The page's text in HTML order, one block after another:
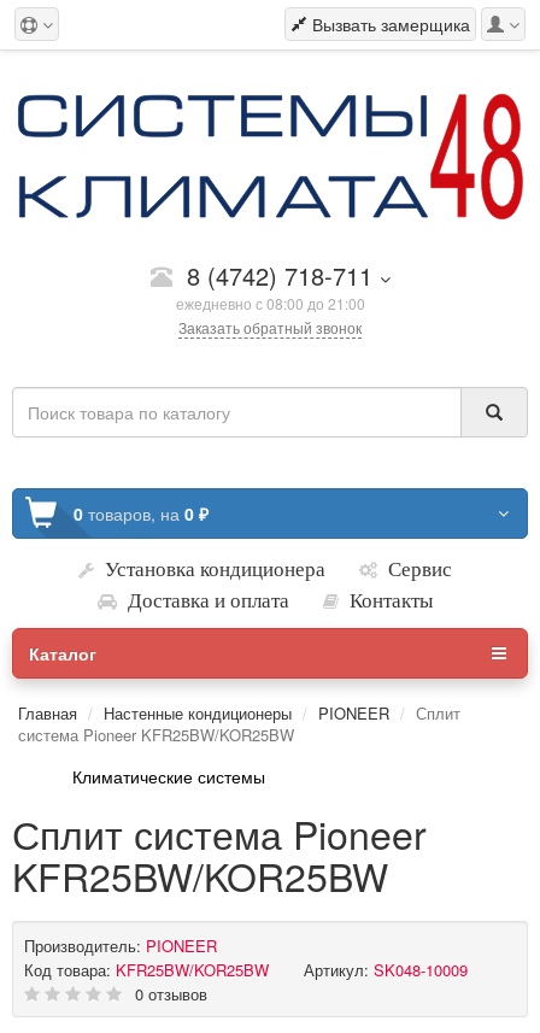
Вызвать замерщика
8 (4742) 718-711
ежедневно с 08:00 до 21:00
Заказать обратный звонок
0 товаров, на 0 ₽
Установка кондиционера
Сервис
Доставка и оплата
Контакты
Каталог
Главная Настенные кондиционеры PIONEER
Сплит
система Pioneer KFR25BW/KOR25BW
Климатические системы
Сплит система Pioneer
KFR25BW/KOR25BW
Производитель: PIONEER
Код товара: KFR25BW/KOR25BW Артикул: SK048-10009
0 отзывов